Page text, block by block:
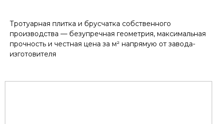
Тротуарная плитка и брусчатка собственного
производства — безупречная геометрия, максимальная
прочность и честная цена за м² напрямую от завода-
изготовителя